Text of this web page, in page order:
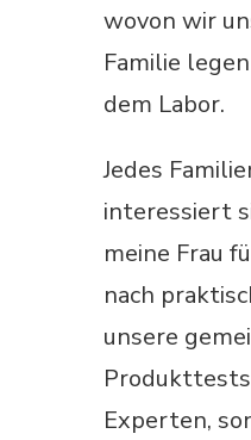
wovon wir
Familie
dem Labor.
Jedes
interessiert
meine Frau
nach
unsere
Experten,